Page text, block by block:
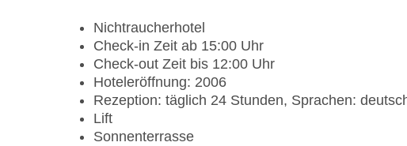
Nichtraucherhotel
Check-in Zeit ab 15:00 Uhr
Check-out Zeit bis 12:00 Uhr
Hoteleröffnung: 2006
Rezeption: täglich 24 Stunden, Sprachen:
Lift
Sonnenterrasse